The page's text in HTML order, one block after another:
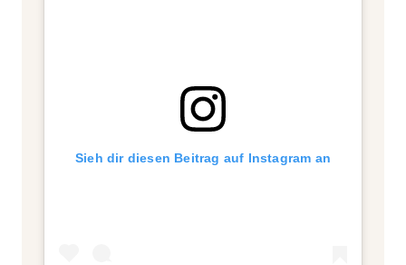
Sieh dir diesen Beitrag auf Instagram an